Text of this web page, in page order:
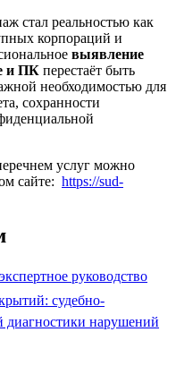
стал реальностью как
корпораций и
выявление
и ПК перестаёт быть
необходимостью для
сохранности
услуг можно
сайте: https://sud-
руководство
судебно-
диагностики нарушений